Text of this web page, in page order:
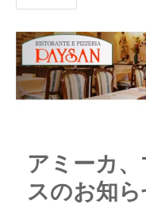
アミーカ
スのお知